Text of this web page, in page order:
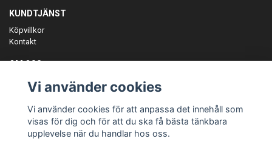
KUNDTJÄNST
Köpvillkor
Kontakt
OM OSS
ANMÄL DIG TILL VÅRT NYHETSBREV
Prenumerera
Vi använder cookies
Vi använder cookies för att anpassa det innehåll som
visas för dig och för att du ska få bästa tänkbara
upplevelse när du handlar hos oss.